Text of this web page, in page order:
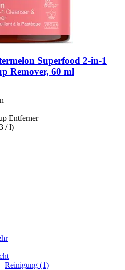
Superfood 2-​in-​1
Remover, 60 ml
Entferner
/ l)
Reinigung (1)